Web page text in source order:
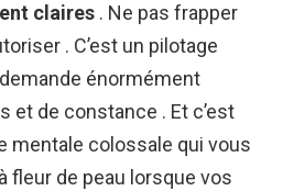
claires . Ne pas frapper
. C’est un pilotage
énormément
et de constance . Et c’est
mentale colossale qui vous
fleur de peau lorsque vos